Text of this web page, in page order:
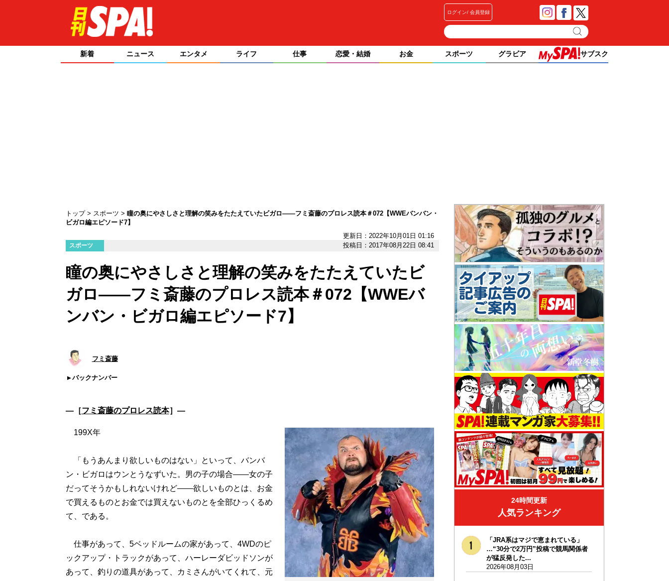
ログイン 会員登録
新着 ニュース エンタメ ライフ 仕事 恋愛・結婚 お金 スポーツ グラビア サブスク
トップ スポーツ
瞳の奥にやさしさと理解の笑みをたたえていたビガロ――フミ斎藤のプロレス読本＃072【WWEバンバン・
ビガロ編エピソード7】
更新日：2022年10月01日 01:16
スポーツ 投稿日：2017年08月22日 08:41
瞳の奥にやさしさと理解の笑みをたたえていたビ
ガロ――フミ斎藤のプロレス読本＃072【WWEバ
ンバン・ビガロ編エピソード7】
フミ斎藤
バックナンバー
―［フミ斎藤のプロレス読本］―
199X年
「もうあんまり欲しいものはない」といって、バンバ
ン・ビガロはウンとうなずいた。男の子の場合――女の子
だってそうかもしれないけれど――欲しいものとは、お金
で買えるものとお金では買えないものとを全部ひっくるめ
て、である。
仕事があって、5ベッドルームの家があって、4WDのピ
ックアップ・トラックがあって、ハーレーダビッドソンが
あって、釣りの道具があって、カミさんがいてくれて、元
24時間更新
人気ランキング
「JRA系はマジで恵まれている」
…“30分で2万円”投稿で競馬関係者
が猛反発した...
2026年08月03日